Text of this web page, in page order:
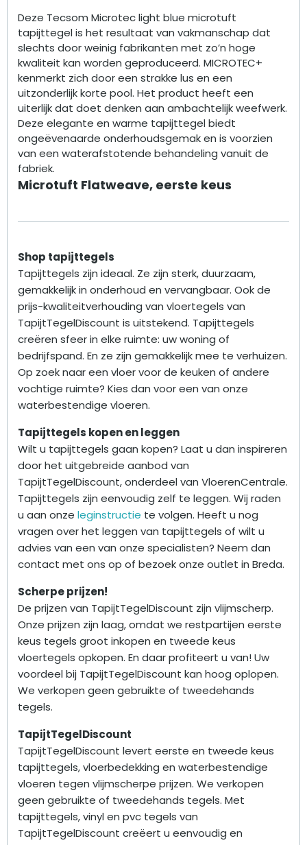
Deze Tecsom Microtec light blue microtuft
tapijttegel is het resultaat van vakmanschap dat
slechts door weinig fabrikanten met zo’n hoge
kwaliteit kan worden geproduceerd. MICROTEC+
kenmerkt zich door een strakke lus en een
uitzonderlijk korte pool. Het product heeft een
uiterlijk dat doet denken aan ambachtelijk weefwerk.
Deze elegante en warme tapijttegel biedt
ongeëvenaarde onderhoudsgemak en is voorzien
van een waterafstotende behandeling vanuit de
fabriek.
Microtuft Flatweave, eerste keus
Shop tapijttegels
Tapijttegels zijn ideaal. Ze zijn sterk, duurzaam,
gemakkelijk in onderhoud en vervangbaar. Ook de
prijs-kwaliteitverhouding van vloertegels van
TapijtTegelDiscount is uitstekend. Tapijttegels
creëren sfeer in elke ruimte: uw woning of
bedrijfspand. En ze zijn gemakkelijk mee te verhuizen.
Op zoek naar een vloer voor de keuken of andere
vochtige ruimte? Kies dan voor een van onze
waterbestendige vloeren.
Tapijttegels kopen en leggen
Wilt u tapijttegels gaan kopen? Laat u dan inspireren
door het uitgebreide aanbod van
TapijtTegelDiscount, onderdeel van VloerenCentrale.
Tapijttegels zijn eenvoudig zelf te leggen. Wij raden
u aan onze leginstructie te volgen. Heeft u nog
vragen over het leggen van tapijttegels of wilt u
advies van een van onze specialisten? Neem dan
contact met ons op of bezoek onze outlet in Breda.
Scherpe prijzen!
De prijzen van TapijtTegelDiscount zijn vlijmscherp.
Onze prijzen zijn laag, omdat we restpartijen eerste
keus tegels groot inkopen en tweede keus
vloertegels opkopen. En daar profiteert u van! Uw
voordeel bij TapijtTegelDiscount kan hoog oplopen.
We verkopen geen gebruikte of tweedehands
tegels.
TapijtTegelDiscount
TapijtTegelDiscount levert eerste en tweede keus
tapijttegels, vloerbedekking en waterbestendige
vloeren tegen vlijmscherpe prijzen. We verkopen
geen gebruikte of tweedehands tegels. Met
tapijttegels, vinyl en pvc tegels van
TapijtTegelDiscount creëert u eenvoudig en